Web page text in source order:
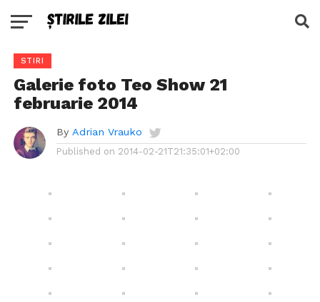
STIRI
Galerie foto Teo Show 21
februarie 2014
By Adrian Vrauko
Published on 2014-02-21T21:35:01+02:00